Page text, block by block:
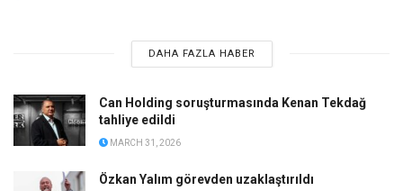
DAHA FAZLA HABER
Can Holding soruşturmasında Kenan Tekdağ
tahliye edildi
MARCH 31, 2026
Özkan Yalım görevden uzaklaştırıldı